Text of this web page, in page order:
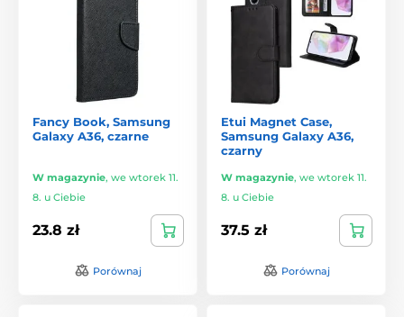
Fancy Book, Samsung
Galaxy A36, czarne
W magazynie, we wtorek 11.
8. u Ciebie
23.8 zł
Porównaj
Etui Magnet Case,
Samsung Galaxy A36,
czarny
W magazynie, we wtorek 11.
8. u Ciebie
37.5 zł
Porównaj